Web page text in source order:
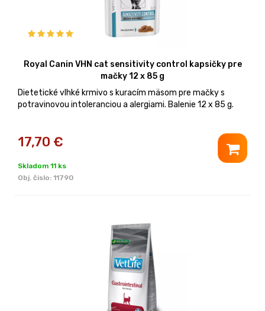
Royal Canin VHN cat sensitivity control kapsičky pre
mačky 12 x 85 g
Dietetické vlhké krmivo s kuracím mäsom pre mačky s
potravinovou intoleranciou a alergiami. Balenie 12 x 85 g.
17,70 €
Skladom 11 ks
Obj. čislo: 11790